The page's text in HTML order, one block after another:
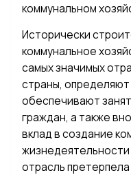
коммунальном
Исторически
коммунальное
самых значимых
страны, определяют
обеспечивают
граждан, а также
вклад в создание
отрасль